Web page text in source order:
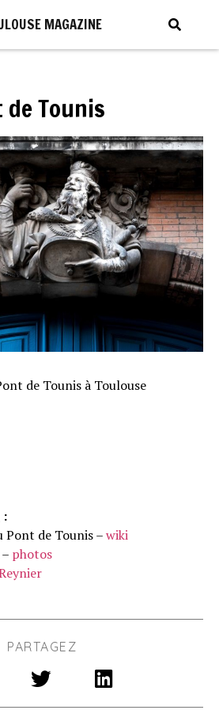
MAGAZINE
de Tounis
de Tounis à Toulouse
:
Pont de Tounis –wiki
photos
PARTAGEZ